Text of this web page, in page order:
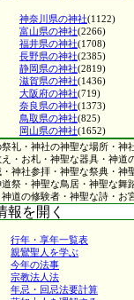
神奈川県の神社(1122)
富山県の神社(2266)
福井県の神社(1708)
長野県の神社(2385)
静岡県の神社(2819)
滋賀県の神社(1436)
大阪府の神社(719)
奈良県の神社(1373)
鳥取県の神社(825)
岡山県の神社(1652)
礼・神社の神聖な場所・神
・お札・神聖な器具・神道
神社参拝・神聖な祭典・神
祭・神聖な鳥居・神聖な舞
道の修験者・神聖な詩・お
報を開く
行年・享年一覧表
親鸞聖人を学ぶ
今年の法事
宗教法人法
年忌・回忌法要計算